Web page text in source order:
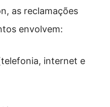
as reclamações
envolvem:
internet e